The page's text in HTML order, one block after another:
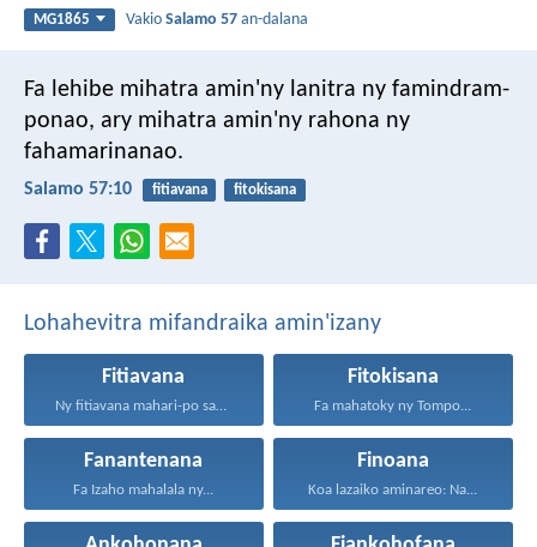
MG1865 VakioSalamo 57 an-dalana
Fa lehibe mihatra amin'ny lanitra ny famindram-
ponao, ary mihatra amin'ny rahona ny
fahamarinanao.
Salamo 57:10 fitiavana fitokisana
Lohahevitra mifandraika amin'izany
Fitiavana
Ny fitiavana mahari-po sady...
Fitokisana
Fa mahatoky ny Tompo...
Fanantenana
Fa Izaho mahalala ny...
Finoana
Koa lazaiko aminareo: Na...